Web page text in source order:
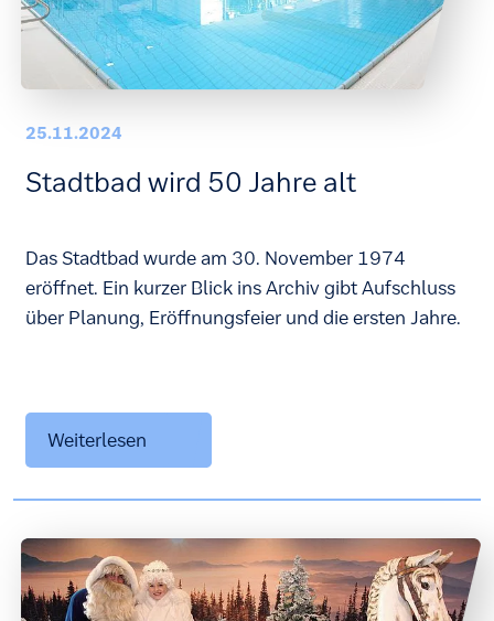
25.11.2024
Stadtbad wird 50 Jahre alt
Das Stadtbad wurde am 30. November 1974
eröffnet. Ein kurzer Blick ins Archiv gibt Aufschluss
über Planung, Eröffnungsfeier und die ersten Jahre.
Weiterlesen